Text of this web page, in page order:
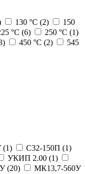
130 °C (2)
150
°C (6) 250 °C (1)
) 450 °C (2)
545
(1) С32-150П (1)
УКИП 2.00 (1)
(20)
МК13,7-560У